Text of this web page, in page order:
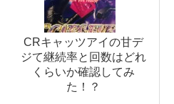
CRキャッツアイの甘デ
ジて継続率と回数はどれ
くらいか確認してみ
た！？